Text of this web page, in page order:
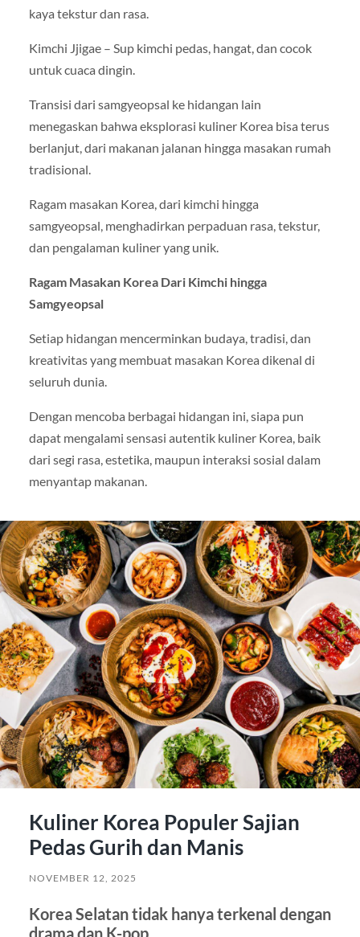
kaya tekstur dan rasa.
Kimchi Jjigae – Sup kimchi pedas, hangat, dan cocok
untuk cuaca dingin.
Transisi dari samgyeopsal ke hidangan lain
menegaskan bahwa eksplorasi kuliner Korea bisa terus
berlanjut, dari makanan jalanan hingga masakan rumah
tradisional.
Ragam masakan Korea, dari kimchi hingga
samgyeopsal, menghadirkan perpaduan rasa, tekstur,
dan pengalaman kuliner yang unik.
Ragam Masakan Korea Dari Kimchi hingga
Samgyeopsal
Setiap hidangan mencerminkan budaya, tradisi, dan
kreativitas yang membuat masakan Korea dikenal di
seluruh dunia.
Dengan mencoba berbagai hidangan ini, siapa pun
dapat mengalami sensasi autentik kuliner Korea, baik
dari segi rasa, estetika, maupun interaksi sosial dalam
menyantap makanan.
Kuliner Korea Populer Sajian
Pedas Gurih dan Manis
NOVEMBER 12, 2025
Korea Selatan tidak hanya terkenal dengan
drama dan K-pop